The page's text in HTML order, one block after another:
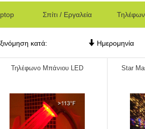
Σπίτι / Εργαλεία
κατά: Ημερομηνία
Τηλέφωνο Μπάνιου LED
Star